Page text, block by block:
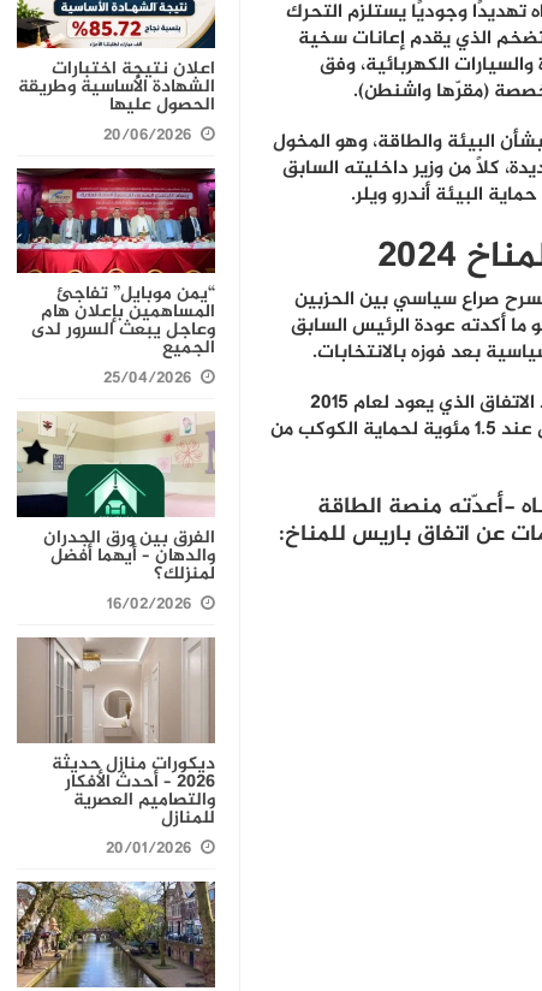
اعلان نتيجة اختبارات
الشهادة الأساسية وطريقة
الحصول عليها
20/06/2026
“يمن موبايل” تفاجئ
المساهمين بإعلان هام
وعاجل يبعث السرور لدى
الجميع
25/04/2026
الفرق بين ورق الجدران
والدهان – أيهما أفضل
لمنزلك؟
16/02/2026
ديكورات منازل حديثة
2026 – أحدث الأفكار
والتصاميم العصرية
للمنازل
20/01/2026
تهديدًا وجوديًا يستلزم التحرك
الذي يقدم إعانات سخية
الكهربائية، وفق
(مقرّها واشنطن).
البيئة والطاقة، وهو المخول
كلًا من وزير داخليته السابق
البيئة أندرو ويلر.
2024
صراع سياسي بين الحزبين
ما أكدته عودة الرئيس السابق
بعد فوزه بالانتخابات.
وبحسب الأمم المتحدة، يؤكد الاتفاق الذي يعود لعام 2015
هدف إبقاء درجة حرارة الأرض عند 1.5 مئوية لحماية الكوكب من
-أعدّته منصة الطاقة
عن اتفاق باريس للمناخ: